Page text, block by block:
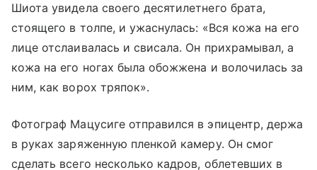
Шиота увидела своего десятилетнего брата,
стоящего в толпе, и ужаснулась: «Вся кожа на его
лице отслаивалась и свисала. Он прихрамывал, а
кожа на его ногах была обожжена и волочилась за
ним, как ворох тряпок».
Фотограф Мацусиге отправился в эпицентр, держа
в руках заряженную пленкой камеру. Он смог
сделать всего несколько кадров, облетевших в